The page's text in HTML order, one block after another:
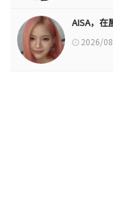
AISA，
2026/